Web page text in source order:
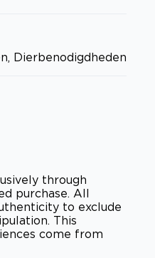
Dierbenodigdheden
through
purchase. All
to exclude
This
come from